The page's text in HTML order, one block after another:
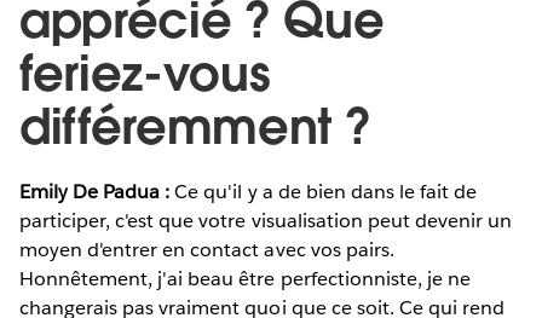
apprécié ? Que
feriez-vous
différemment ?
Emily De Padua :Ce qu'il y a de bien dans le fait de
participer, c'est que votre visualisation peut devenir un
moyen d'entrer en contact avec vos pairs.
Honnêtement, j'ai beau être perfectionniste, je ne
changerais pas vraiment quoi que ce soit. Ce qui rend